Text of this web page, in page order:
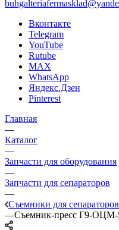
Вконтакте
Telegram
YouTube
Rutube
MAX
WhatsApp
Яндекс.Дзен
Pinterest
Главная
—
Каталог
—
Запчасти для оборудования
—
Запчасти для сепараторов
—
Съемники для сепараторов
—Съемник-пресс Г9-ОЦМ-